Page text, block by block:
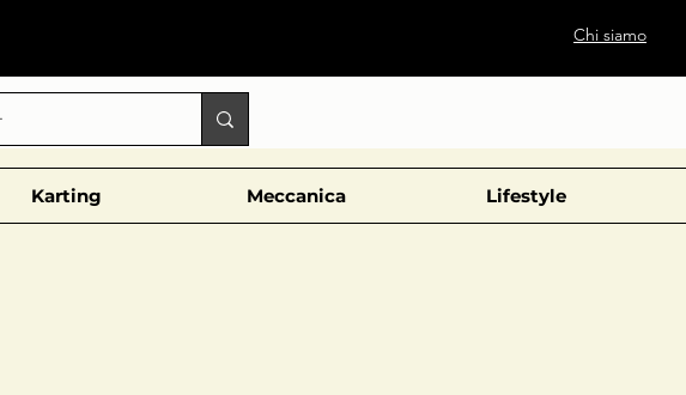
Chi siamo
Karting Meccanica Lifestyle